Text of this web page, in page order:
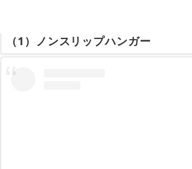
（1）ノンスリップハンガー